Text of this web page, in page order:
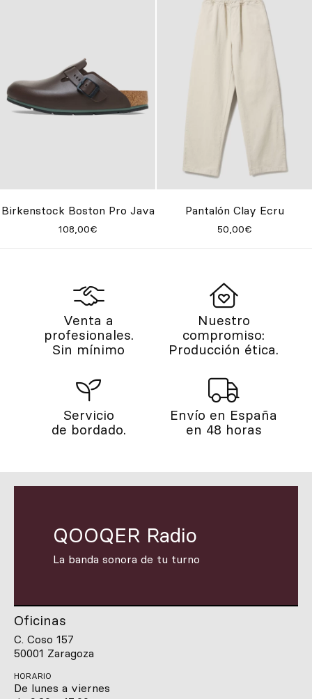
Birkenstock Boston Pro Java
108,00€
Pantalón Clay Ecru
50,00€
Venta a
profesionales.
Sin mínimo
Nuestro
compromiso:
Producción ética.
Servicio
de bordado.
Envío en España
en 48 horas
QOOQER Radio
La banda sonora de tu turno
Oficinas
C. Coso 157
50001 Zaragoza
HORARIO
De lunes a viernes